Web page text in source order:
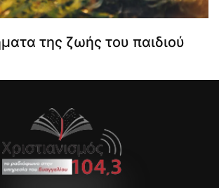
της ζωής του παιδιού